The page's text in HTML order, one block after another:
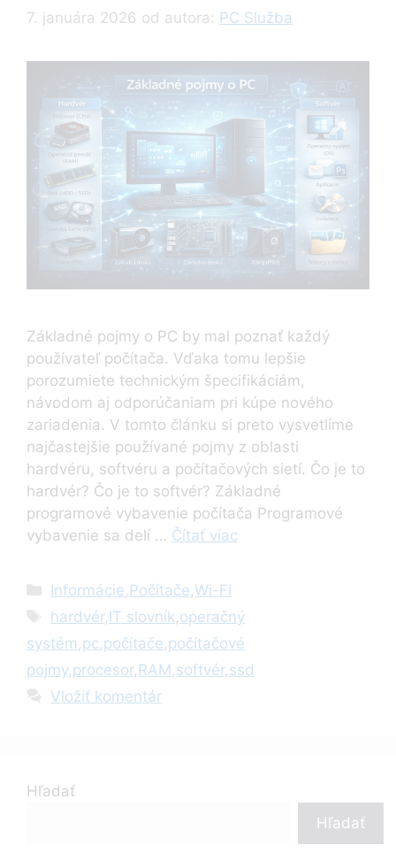
7. januára 2026 od autora: PC Služba
Základné pojmy o PC by mal poznať každý
používateľ počítača. Vďaka tomu lepšie
porozumiete technickým špecifikáciám,
návodom aj odporúčaniam pri kúpe nového
zariadenia. V tomto článku si preto vysvetlíme
najčastejšie používané pojmy z oblasti
hardvéru, softvéru a počítačových sietí. Čo je to
hardvér? Čo je to softvér? Základné
programové vybavenie počítača Programové
vybavenie sa delí … Čítať viac
Kategórie
Informácie, Počítače,Wi-Fi
Značky
hardvér, IT slovník,operačný
systém ,pc,počítače,počítačové
pojmy,procesor, RAM ,softvér,ssd
Vložiť komentár
Hľadať
Hľadať